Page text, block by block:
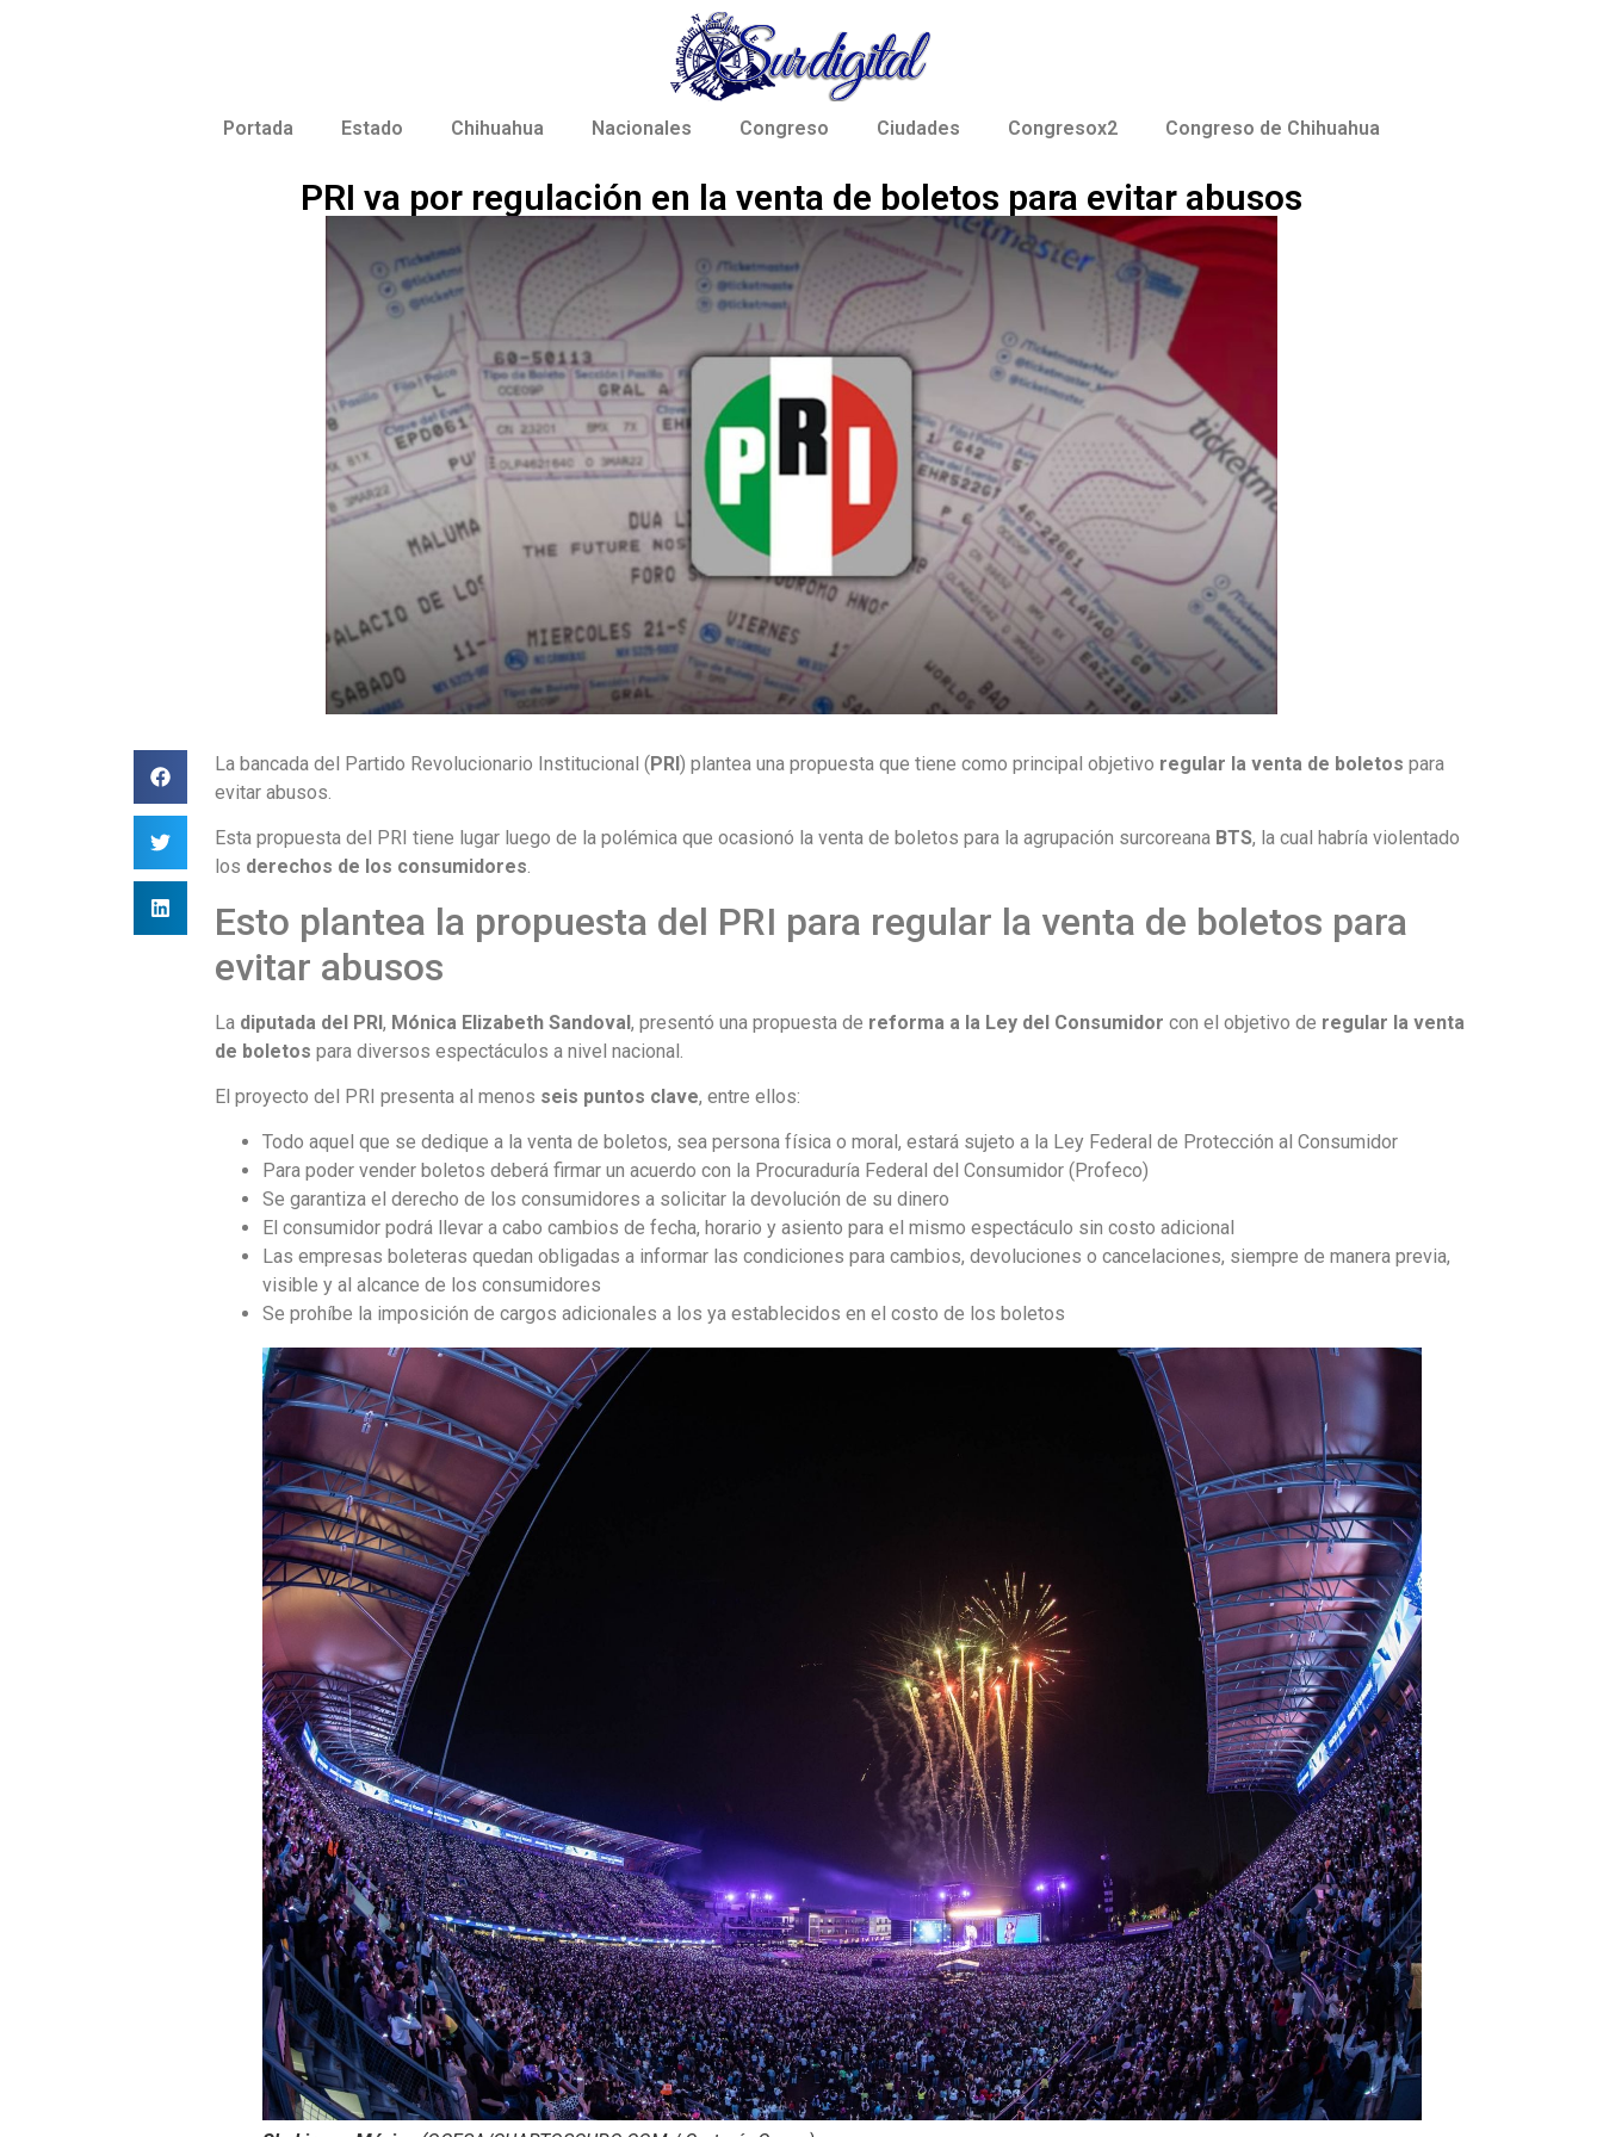
Portada Estado Chihuahua Nacionales Congreso Ciudades Congresox2 Congreso de Chihuahua
PRI va por regulación en la venta de boletos para evitar abusos
La bancada del Partido Revolucionario Institucional (PRI) plantea una propuesta que tiene como principal objetivo regular la venta de boletos para
evitar abusos.
Esta propuesta del PRI tiene lugar luego de la polémica que ocasionó la venta de boletos para la agrupación surcoreana BTS, la cual habría violentado
los derechos de los consumidores.
Esto plantea la propuesta del PRI para regular la venta de boletos para
evitar abusos
La diputada del PRI, Mónica Elizabeth Sandoval, presentó una propuesta de reforma a la Ley del Consumidor con el objetivo de regular la venta
de boletos para diversos espectáculos a nivel nacional.
El proyecto del PRI presenta al menos seis puntos clave, entre ellos:
Todo aquel que se dedique a la venta de boletos, sea persona física o moral, estará sujeto a la Ley Federal de Protección al Consumidor
Para poder vender boletos deberá firmar un acuerdo con la Procuraduría Federal del Consumidor (Profeco)
Se garantiza el derecho de los consumidores a solicitar la devolución de su dinero
El consumidor podrá llevar a cabo cambios de fecha, horario y asiento para el mismo espectáculo sin costo adicional
Las empresas boleteras quedan obligadas a informar las condiciones para cambios, devoluciones o cancelaciones, siempre de manera previa,
visible y al alcance de los consumidores
Se prohíbe la imposición de cargos adicionales a los ya establecidos en el costo de los boletos